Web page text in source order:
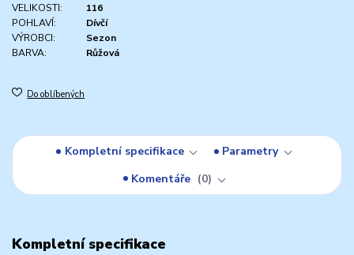
VELIKOSTI:
116
POHLAVÍ:
Dívčí
VÝROBCI:
Sezon
BARVA:
Růžová
Do oblíbených
Kompletní specifikace
Parametry
Komentáře
0
Kompletní specifikace